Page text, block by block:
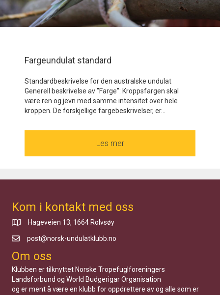
Fargeundulat standard
Standardbeskrivelse for den australske undulat
Generell beskrivelse av ”Farge”: Kroppsfargen skal
være ren og jevn med samme intensitet over hele
kroppen. De forskjellige fargebeskrivelser, er...
Les merabout Fargeundulat
Kom i kontakt med oss
Hageveien 13, 1664 Rolvsøy
post@norsk-undulatklubb.no
Om oss
Klubben er tilknyttet Norske Tropefuglforeningers
Landsforbund og World Budgerigar Organisation
og er ment å være en klubb for oppdrettere av og alle som er